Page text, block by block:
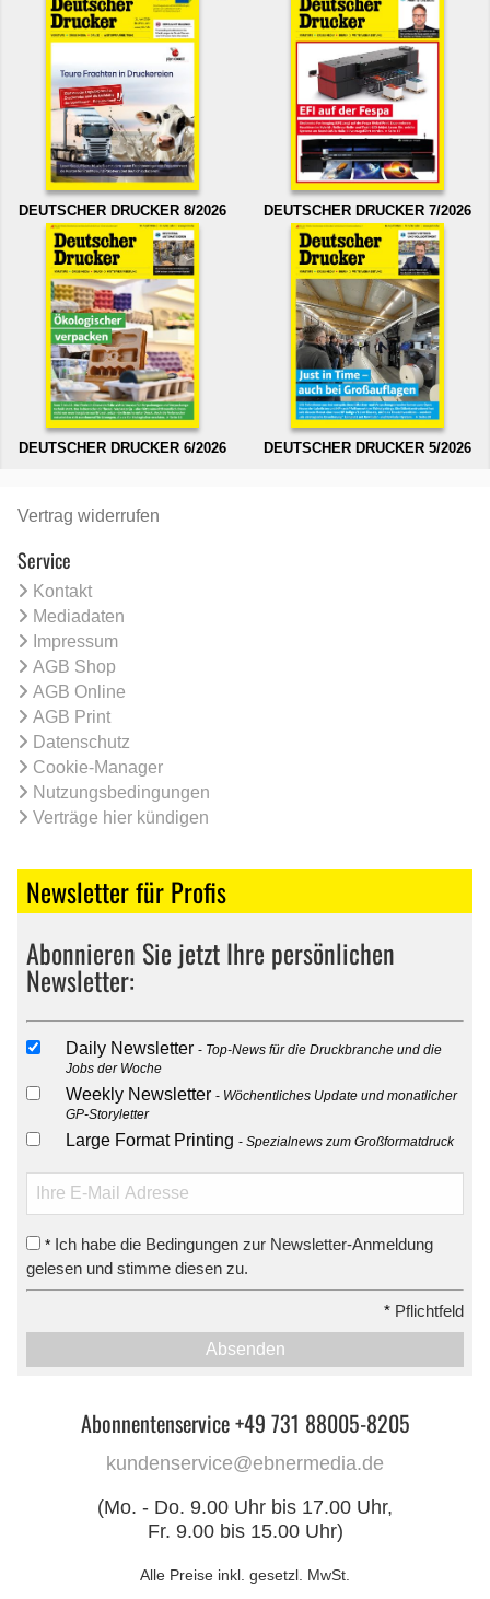
DEUTSCHER DRUCKER 8/2026 DEUTSCHER DRUCKER 7/2026
DEUTSCHER DRUCKER 6/2026 DEUTSCHER DRUCKER 5/2026
Vertrag widerrufen
Service
Kontakt
Mediadaten
Impressum
AGB Shop
AGB Online
AGB Print
Datenschutz
Cookie-Manager
Nutzungsbedingungen
Verträge hier kündigen
Newsletter für Profis
Abonnieren Sie jetzt Ihre persönlichen
Newsletter:
Daily Newsletter
Top-News für die Druckbranche und die
Jobs der Woche
Weekly Newsletter
Wöchentliches Update und monatlicher
GP-Storyletter
Large Format Printing Spezialnews zum Großformatdruck
* Ich habe die Bedingungen zur Newsletter-Anmeldung
gelesen und stimme diesen zu.
* Pflichtfeld
Absenden
Abonnentenservice +49 731 88005-8205
kundenservice@ebnermedia.de
(Mo. - Do. 9.00 Uhr bis 17.00 Uhr,
Fr. 9.00 bis 15.00 Uhr)
Alle Preise inkl. gesetzl. MwSt.